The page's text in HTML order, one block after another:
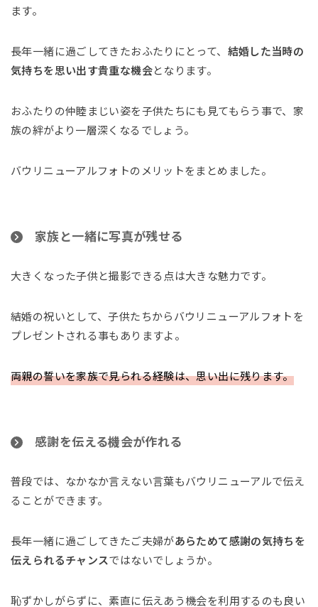
ます。
長年一緒に過ごしてきたおふたりにとって、 結婚した当時の
気持ちを思い出す貴重な機会となります。
おふたりの仲睦まじい姿を子供たちにも見てもらう事で、家
族の絆がより一層深くなるでしょう。
バウリニューアルフォトのメリットをまとめました。
家族と一緒に写真が残せる
大きくなった子供と撮影できる点は大きな魅力です。
結婚の祝いとして、子供たちからバウリニューアルフォトを
プレゼントされる事もありますよ。
両親の誓いを家族で見られる経験は、思い出に残ります。
感謝を伝える機会が作れる
普段では、なかなか言えない言葉もバウリニューアルで伝え
ることができます。
長年一緒に過ごしてきたご夫婦があらためて感謝の気持ちを
伝えられるチャンスではないでしょうか。
恥ずかしがらずに、素直に伝えあう機会を利用するのも良い